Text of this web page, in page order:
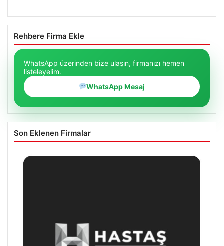
Rehbere Firma Ekle
WhatsApp üzerinden bize ulaşın, firmanızı hemen
listeleyelim.
WhatsApp Mesaj
Son Eklenen Firmalar